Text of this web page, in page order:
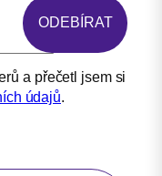
a přečetl jsem si
údajů.